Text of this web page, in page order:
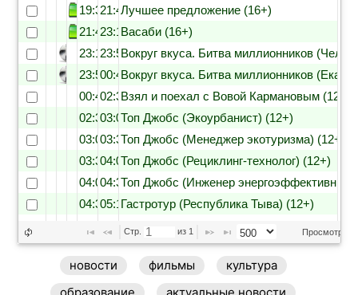
19:3021:40Лучшее предложение (16+)
21:4023:10Васаби (16+)
23:1023:55Вокруг вкуса. Битва миллионников
23:5500:40Вокруг вкуса. Битва миллионников
00:4002:30Взял и поехал с Вовой Кармановым (12+)
02:3003:00Топ Джобс (Экоурбанист) (12+)
03:0003:30Топ Джобс (Менеджер экотуризма) (12+)
03:3004:00Топ Джобс (Рециклинг-технолог) (12+)
04:0004:30Топ Джобс (Инженер энергоэффективных
04:3005:10Гастротур (Республика Тыва) (12+)
06:00Гастротур (Мурманск) (12+)
06:0006:40Дело за малым (Москва) (12+)
06:4007:30 Дело за малым (Иркутск) (12+)
07:3008:15Дело за малым (Новосибирск) (12+)
Стр. из 1 Просмотр 1 -
новости фильмы
культура